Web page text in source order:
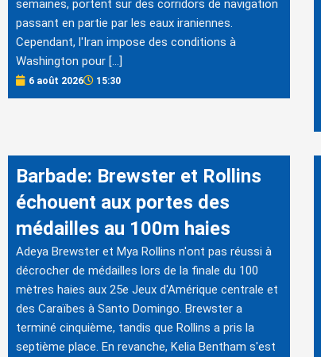
semaines, portent sur des corridors de navigation
passant en partie par les eaux iraniennes.
Cependant, l'Iran impose des conditions à
Washington pour […]
6 août 2026 15:30
Barbade: Brewster et Rollins
échouent aux portes des
médailles au 100m haies
Adeya Brewster et Mya Rollins n'ont pas réussi à
décrocher de médailles lors de la finale du 100
mètres haies aux 25e Jeux d'Amérique centrale et
des Caraïbes à Santo Domingo. Brewster a
terminé cinquième, tandis que Rollins a pris la
septième place. En revanche, Kelia Bentham s'est